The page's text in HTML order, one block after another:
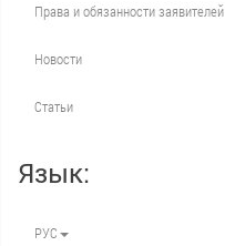
Права и обязанности заявителей
Новости
Статьи
Язык:
РУС